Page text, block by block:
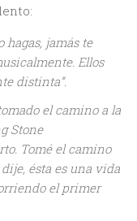
hagas, jamás te
Ellos
distinta”.
el camino a la
Stone
Tomé el camino
ésta es una vida
el primer